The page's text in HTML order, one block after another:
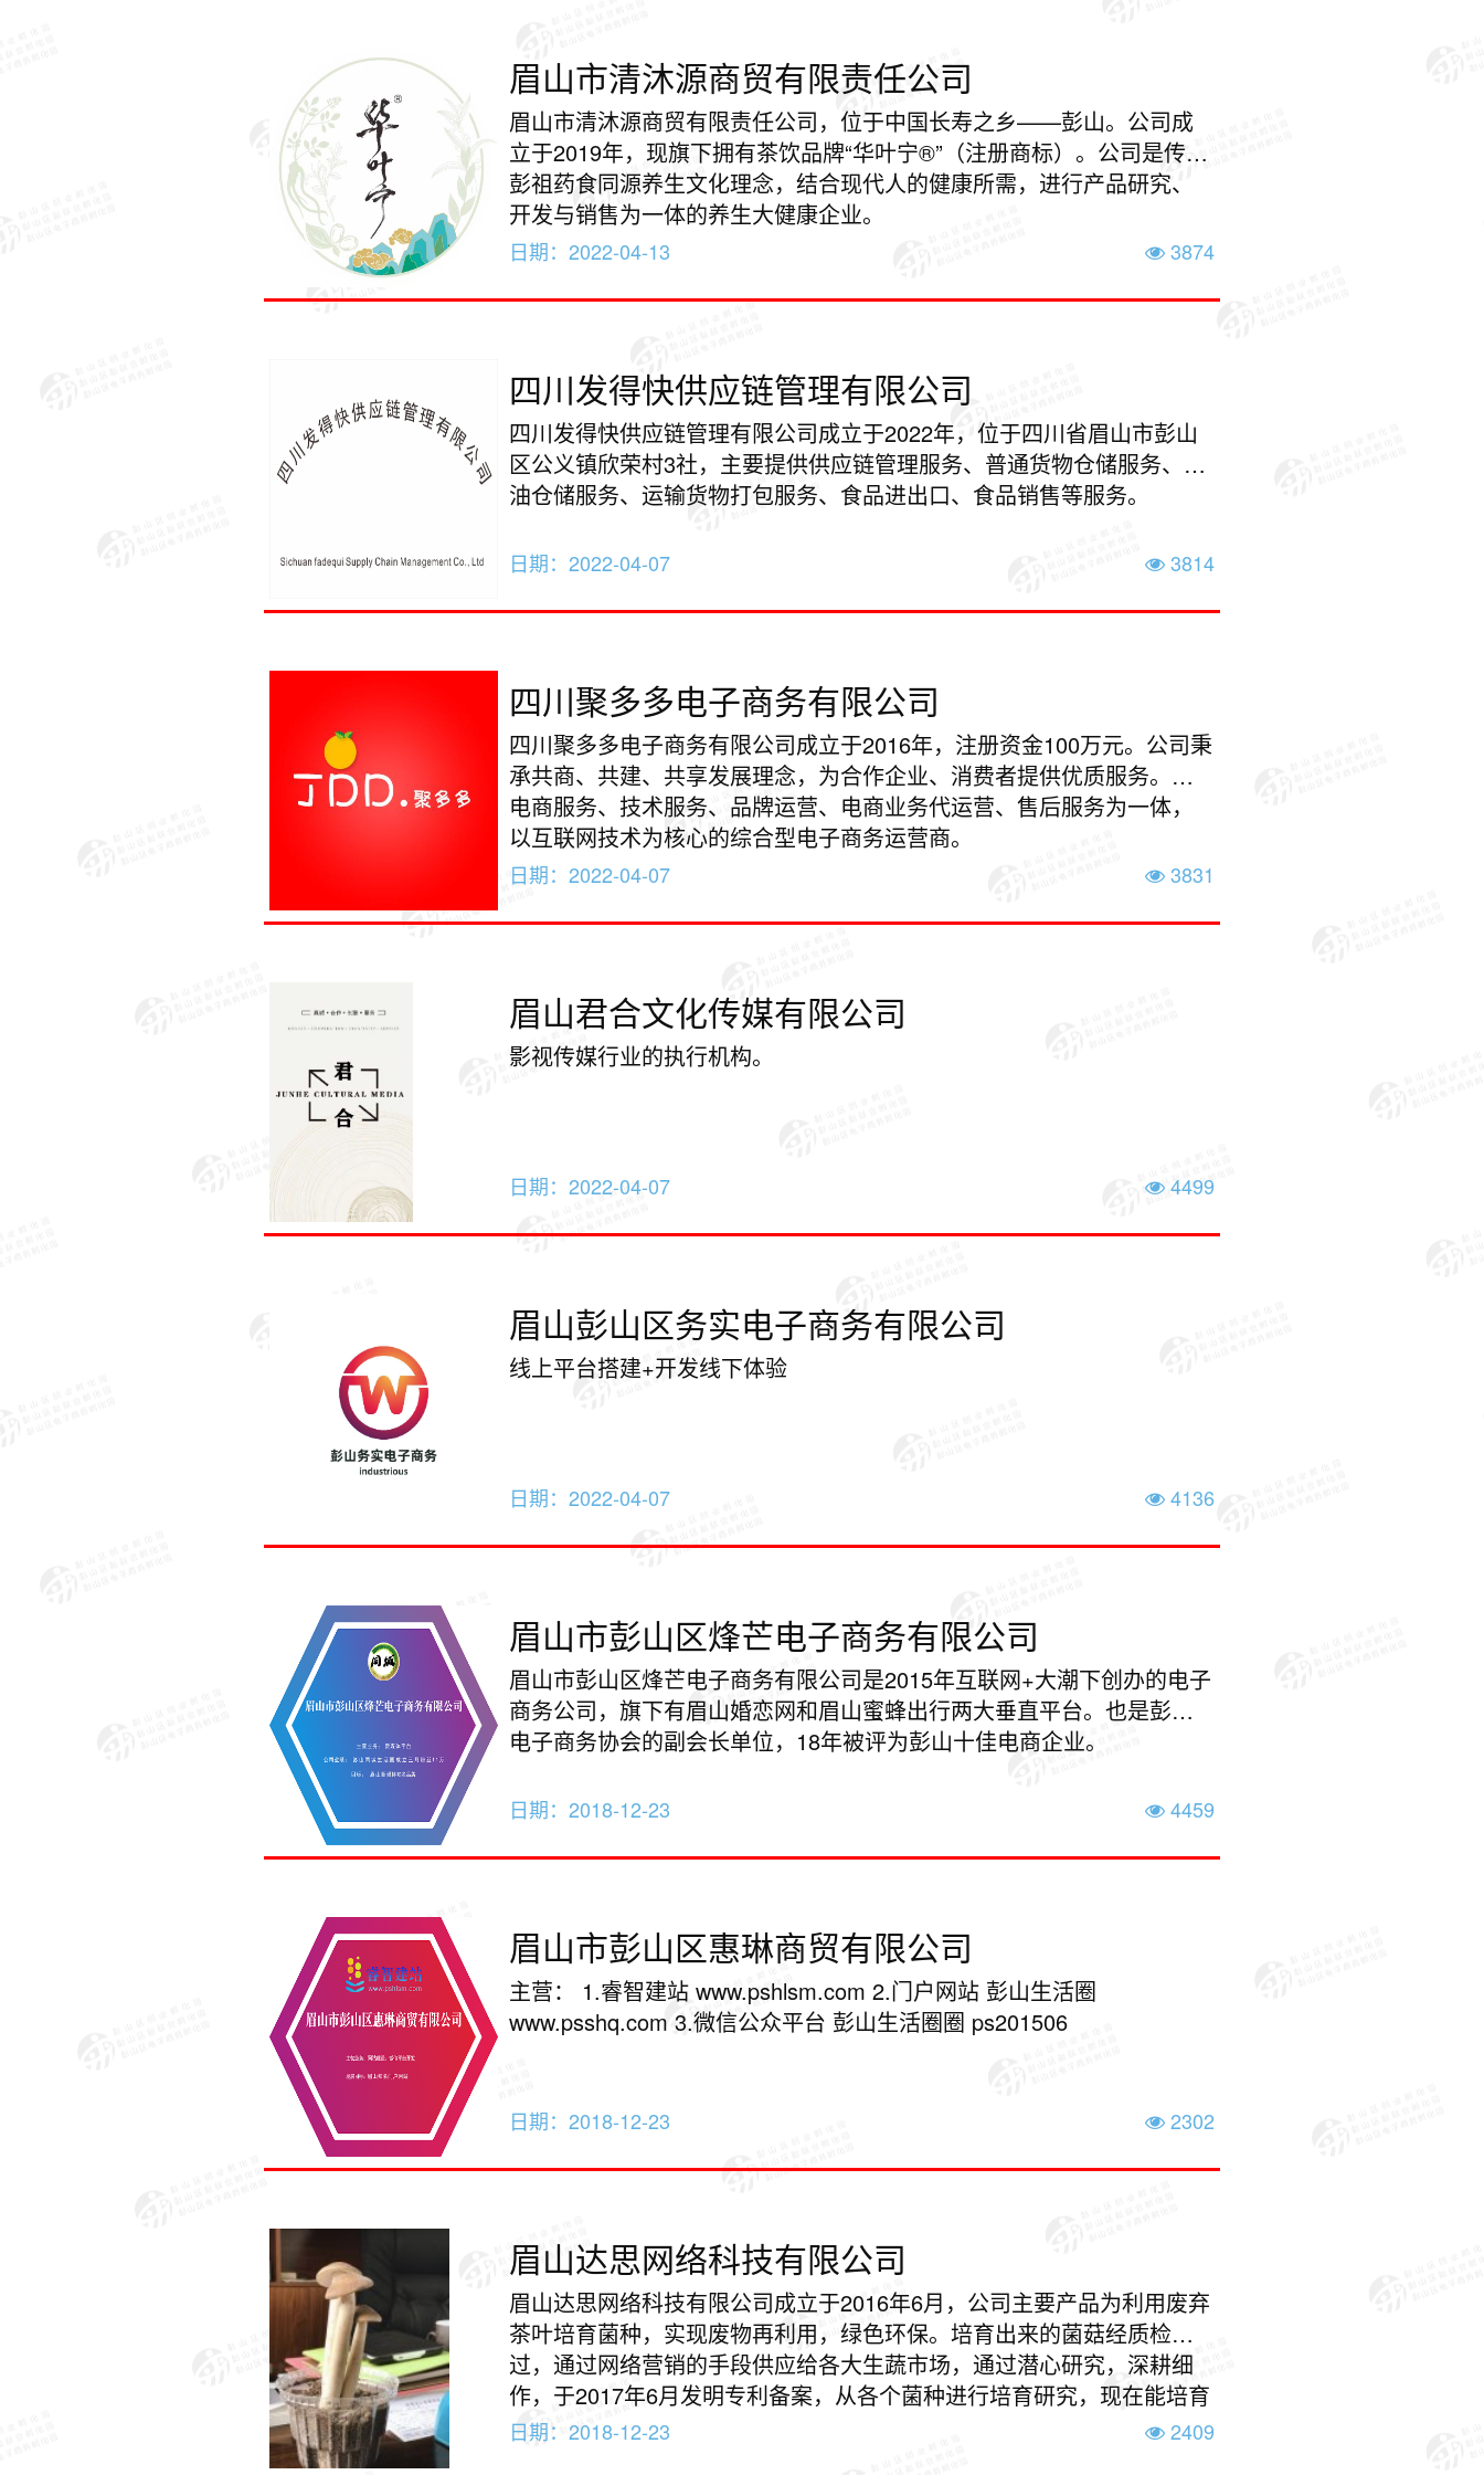
眉山市清沐源商贸有限责任公司
眉山市清沐源商贸有限责任公司，位于中国长寿之乡——彭山。公司成
立于2019年，现旗下拥有茶饮品牌“华叶宁®”（注册商标）。公司是传承
彭祖药食同源养生文化理念，结合现代人的健康所需，进行产品研究、
开发与销售为一体的养生大健康企业。
日期： 2022-04-13 3874
四川发得快供应链管理有限公司
四川发得快供应链管理有限公司成立于2022年，位于四川省眉山市彭山
区公义镇欣荣村3社，主要提供供应链管理服务、普通货物仓储服务、粮
油仓储服务、运输货物打包服务、食品进出口、食品销售等服务。
日期： 2022-04-07 3814
四川聚多多电子商务有限公司
四川聚多多电子商务有限公司成立于2016年，注册资金100万元。公司秉
承共商、共建、共享发展理念，为合作企业、消费者提供优质服务。集
电商服务、技术服务、品牌运营、电商业务代运营、售后服务为一体，
以互联网技术为核心的综合型电子商务运营商。
日期： 2022-04-07 3831
眉山君合文化传媒有限公司
影视传媒行业的执行机构。
日期： 2022-04-07 4499
眉山彭山区务实电子商务有限公司
线上平台搭建+开发线下体验
日期： 2022-04-07 4136
眉山市彭山区烽芒电子商务有限公司
眉山市彭山区烽芒电子商务有限公司是2015年互联网+大潮下创办的电子
商务公司，旗下有眉山婚恋网和眉山蜜蜂出行两大垂直平台。也是彭山
电子商务协会的副会长单位，18年被评为彭山十佳电商企业。
日期： 2018-12-23 4459
眉山市彭山区惠琳商贸有限公司
主营： 1.睿智建站 www.pshlsm.com 2.门户网站 彭山生活圈
www.psshq.com 3.微信公众平台 彭山生活圈圈 ps201506
日期： 2018-12-23 2302
眉山达思网络科技有限公司
眉山达思网络科技有限公司成立于2016年6月，公司主要产品为利用废弃
茶叶培育菌种，实现废物再利用，绿色环保。培育出来的菌菇经质检通
过，通过网络营销的手段供应给各大生蔬市场，通过潜心研究，深耕细
作，于2017年6月发明专利备案，从各个菌种进行培育研究，现在能培育
菌种四种，待开发菌种五种。现有团队七人，农业硕士四名，销售人员
日期： 2018-12-23 2409